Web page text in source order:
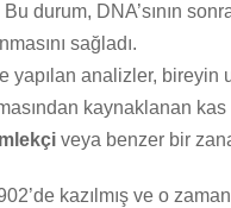
Bu durum, DNA’sının
sağladı.
yapılan analizler, bireyin
kaynaklanan kas
veya benzer bir
kazılmış ve o